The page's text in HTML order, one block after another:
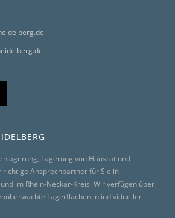
Lagerung von Hausrat und
richtige Ansprechpartner für Sie in
im Rhein-Neckar-Kreis. Wir verfügen über
Lagerflächen in individueller